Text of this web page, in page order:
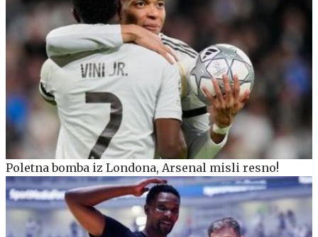
Poletna bomba iz Londona, Arsenal misli resno!